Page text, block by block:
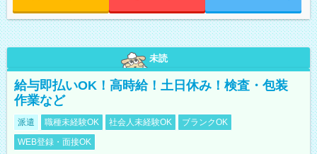
未読
給与即払いOK！高時給！土日休み！検査・包装
作業など
派遣 職種未経験OK 社会人未経験OK
ブランクOK
WEB登録・面接OK